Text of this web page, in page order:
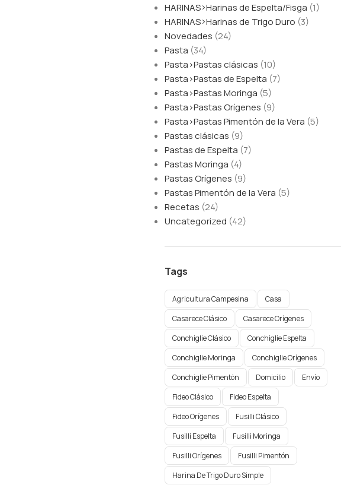
HARINAS>Harinas de Espelta/Fisga (1)
HARINAS>Harinas de Trigo Duro (3)
Novedades (24)
Pasta (34)
Pasta>Pastas clásicas (10)
Pasta>Pastas de Espelta (7)
Pasta>Pastas Moringa (5)
Pasta>Pastas Orígenes (9)
Pasta>Pastas Pimentón de la Vera (5)
Pastas clásicas (9)
Pastas de Espelta (7)
Pastas Moringa (4)
Pastas Orígenes (9)
Pastas Pimentón de la Vera (5)
Recetas (24)
Uncategorized (42)
Tags
Agricultura Campesina
Casa
Casarece Clásico
Casarece Orígenes
Conchiglie Clásico
Conchiglie Espelta
Conchiglie Moringa
Conchiglie Orígenes​
Conchiglie Pimentón
Domicilio
Envío
Fideo Clásico
Fideo Espelta
Fideo Orígenes
Fusilli Clásico
Fusilli Espelta
Fusilli Moringa
Fusilli Orígenes​
Fusilli Pimentón
Harina De Trigo Duro Simple